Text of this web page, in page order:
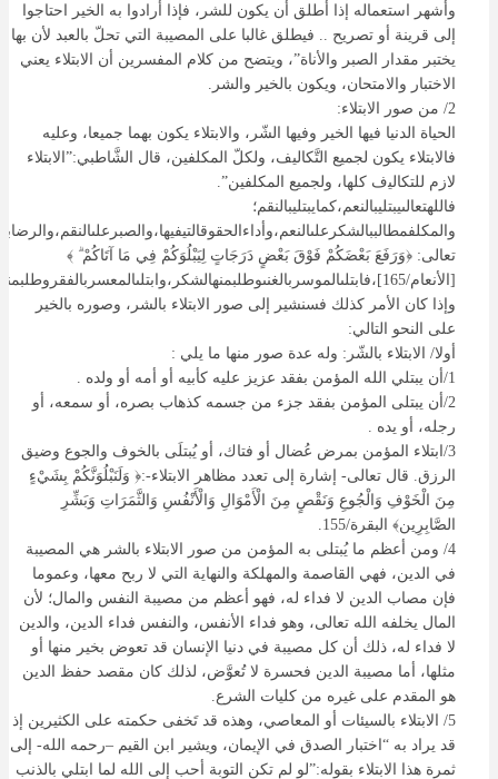
وأشهر استعماله إذا أطلق أن يكون للشر، فإذا أرادوا به الخير احتاجوا
إلى قرينة أو تصريح .. فيطلق غالبا على المصيبة التي تحلّ بالعبد لأن بها
يختبر مقدار الصبر والأناة”، ويتضح من كلام المفسرين أن الابتلاء يعني
الاختبار والامتحان، ويكون بالخير والشر.
2/ من صور الابتلاء:
الحياة الدنيا فيها الخير وفيها الشّر، والابتلاء يكون بهما جميعا، وعليه
فالابتلاء يكون لجميع التَّكاليف، ولكلّ المكلفين، قال الشَّاطبي:”ﺍلابتلاﺀ
ﻻﺯﻡ ﻟﻠﺘﻜﺎﻟﻴﻑ كلها، ولجميع المكلفين”.
فاللهتعالىيبتليبالنعم،كمايبتليبالنقم؛
تعالى: ﴿وَرَفَعَ بَعْضَكُمْ فَوْقَ بَعْضٍ دَرَجَاتٍ لِيَبْلُوَكُمْ فِي مَا آتَاكُمْ ۗ ﴾
[الأنعام/
وإذا كان الأمر كذلك فسنشير إلى صور الابتلاء بالشر، وصوره بالخير
على النحو التالي:
أولا/ الابتلاء بالشّر: وله عدة صور منها ما يلي :
1/أن يبتلي الله المؤمن بفقد عزيز عليه كأبيه أو أمه أو ولده .
2/أن يبتلى المؤمن بفقد جزء من جسمه كذهاب بصره، أو سمعه، أو
رجله، أو يده .
3/ابتلاء المؤمن بمرض عُضال أو فتاك، أو يُبتلَى بالخوف والجوع وضيق
الرزق. قال تعالى- إشارة إلى تعدد مظاهر الابتلاء-:﴿ وَلَنَبْلُوَنَّكُمْ بِشَيْءٍ
مِنَ الْخَوْفِ وَالْجُوعِ وَنَقْصٍ مِنَ الْأَمْوَالِ وَالْأَنْفُسِ وَالثَّمَرَاتِ وَبَشِّرِ
الصَّابِرِين﴾ البقرة/155.
4/ ومن أعظم ما يُبتلى به المؤمن من صور الابتلاء بالشر هي المصيبة
في الدين، فهي القاصمة والمهلكة والنهاية التي لا ربح معها، وعموما
فإن مصاب الدين لا فداء له، فهو أعظم من مصيبة النفس والمال؛ لأن
المال يخلفه الله تعالى، وهو فداء الأنفس، والنفس فداء الدين، والدين
لا فداء له، ذلك أن كل مصيبة في دنيا الإنسان قد تعوض بخير منها أو
مثلها، أما مصيبة الدين فحسرة لا تُعوَّض، لذلك كان مقصد حفظ الدين
هو المقدم على غيره من كليات الشرع.
5/ الابتلاء بالسيئات أو المعاصي، وهذه قد تَخفى حكمته على الكثيرين إذ
قد يراد به “اختبار الصدق في الإيمان، ويشير ابن القيم –رحمه الله- إلى
ثمرة هذا الابتلاء بقوله:”لو لم تكن التوبة أحب إلى الله لما ابتلي بالذنب